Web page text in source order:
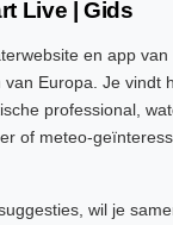
Live | Gids
en app van
Europa. Je vindt
professional,
of meteo-
wil je